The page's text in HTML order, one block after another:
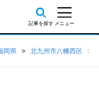
岡県 北九州市八幡西区